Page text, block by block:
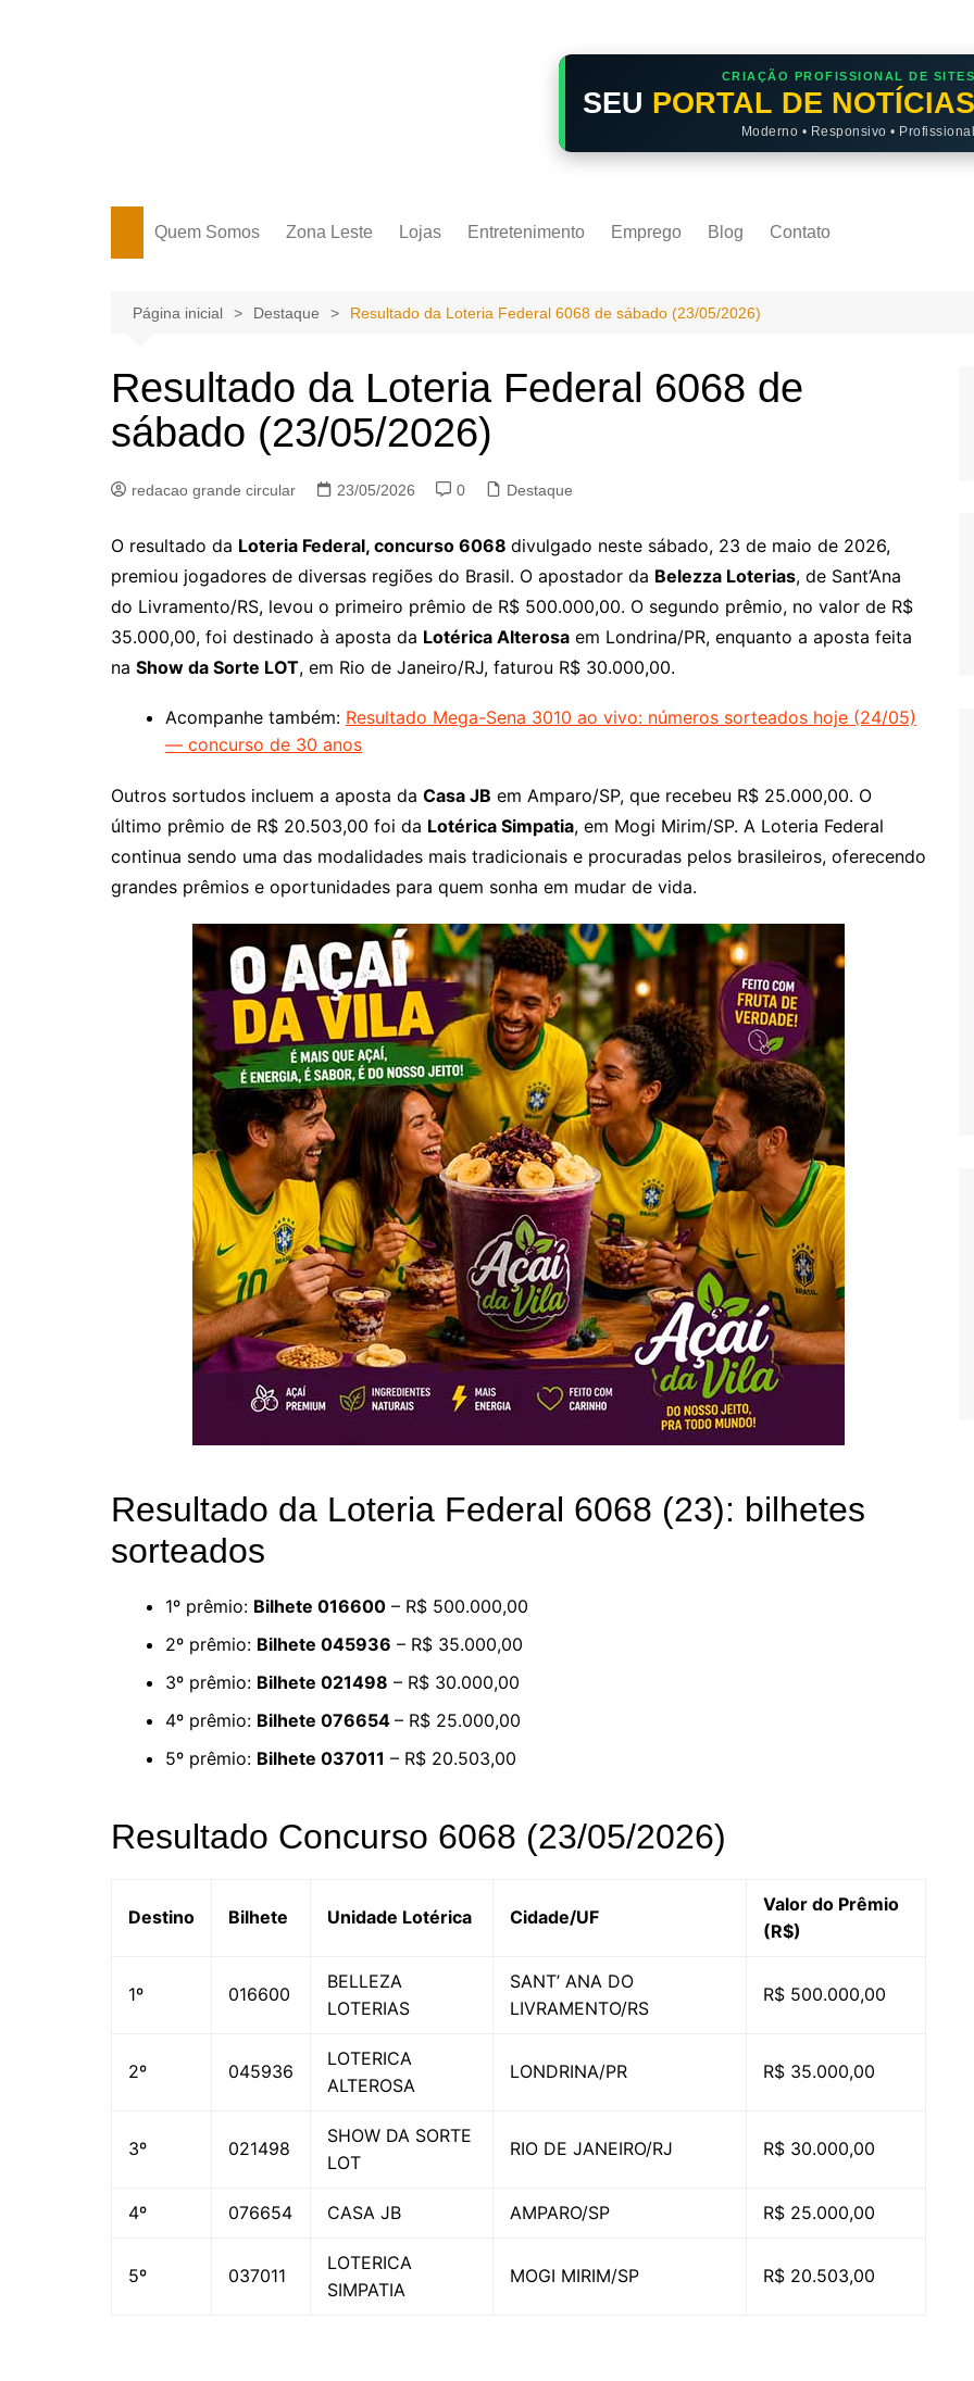
CRIAÇÃO PROFISSIONAL DE SITES
SEU PORTAL DE NOTÍCIAS
Moderno • Responsivo • Profissional
Quem Somos Zona Leste Lojas Entretenimento Emprego Blog Contato
Página inicial Destaque Resultado da Loteria Federal 6068 de sábado (23/05/2026)
Resultado da Loteria Federal 6068 de
sábado (23/05/2026)
redacao grande circular 23/05/2026 0 Destaque
O resultado da Loteria Federal, concurso 6068 divulgado neste sábado, 23 de maio de 2026,
premiou jogadores de diversas regiões do Brasil. O apostador da Belezza Loterias, de Sant’Ana
do Livramento/RS, levou o primeiro prêmio de R$ 500.000,00. O segundo prêmio, no valor de R$
35.000,00, foi destinado à aposta da Lotérica Alterosa em Londrina/PR, enquanto a aposta feita
na Show da Sorte LOT, em Rio de Janeiro/RJ, faturou R$ 30.000,00.
Acompanhe também: Resultado Mega-Sena 3010 ao vivo: números sorteados hoje (24/05)
— concurso de 30 anos
Outros sortudos incluem a aposta da Casa JB em Amparo/SP, que recebeu R$ 25.000,00. O
último prêmio de R$ 20.503,00 foi da Lotérica Simpatia, em Mogi Mirim/SP. A Loteria Federal
continua sendo uma das modalidades mais tradicionais e procuradas pelos brasileiros, oferecendo
grandes prêmios e oportunidades para quem sonha em mudar de vida.
Resultado da Loteria Federal 6068 (23): bilhetes
sorteados
1º prêmio: Bilhete 016600 – R$ 500.000,00
2º prêmio: Bilhete 045936 – R$ 35.000,00
3º prêmio: Bilhete 021498 – R$ 30.000,00
4º prêmio: Bilhete 076654 – R$ 25.000,00
5º prêmio: Bilhete 037011 – R$ 20.503,00
Resultado Concurso 6068 (23/05/2026)
Destino Bilhete Unidade Lotérica Cidade/UF
Valor do Prêmio
(R$)
1º 016600
BELLEZA
LOTERIAS
SANT’ ANA DO
LIVRAMENTO/RS
R$ 500.000,00
2º 045936
LOTERICA
ALTEROSA
LONDRINA/PR R$ 35.000,00
3º 021498
SHOW DA SORTE
LOT
RIO DE JANEIRO/RJ R$ 30.000,00
4º 076654 CASA JB AMPARO/SP R$ 25.000,00
5º 037011
LOTERICA
SIMPATIA
MOGI MIRIM/SP R$ 20.503,00